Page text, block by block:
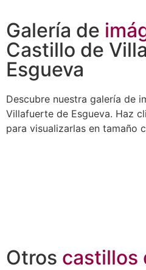
Galería de
Castillo de
Esgueva
Descubre nuestra galería de
Villafuerte de Esgueva. Haz
para visualizarlas en tamaño
Otros castillos